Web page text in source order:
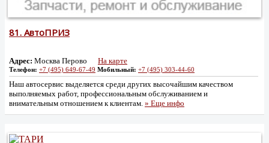
81. АвтоПРИЗ
Адрес: Москва Перово На карте
Телефон: +7 (495) 649-67-49 Мобильный: +7 (495) 303-44-60
Наш автосервис выделяется среди других высочайшим качеством
выполняемых работ, профессиональным обслуживанием и
внимательным отношением к клиентам. » Еще инфо